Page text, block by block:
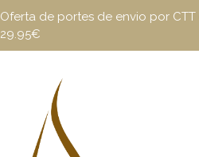
Oferta de portes de envio por
29.95€